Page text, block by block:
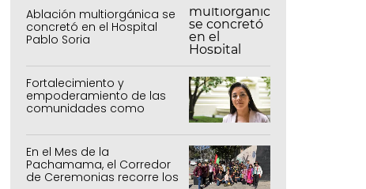
Ablación multiorgánica se
concretó en el Hospital
Pablo Soria
Fortalecimiento y
empoderamiento de las
comunidades como
En el Mes de la
Pachamama, el Corredor
de Ceremonias recorre los